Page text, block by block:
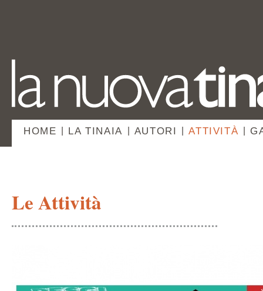
HOME LA TINAIA AUTORI ATTIVITÀ
Le Attività